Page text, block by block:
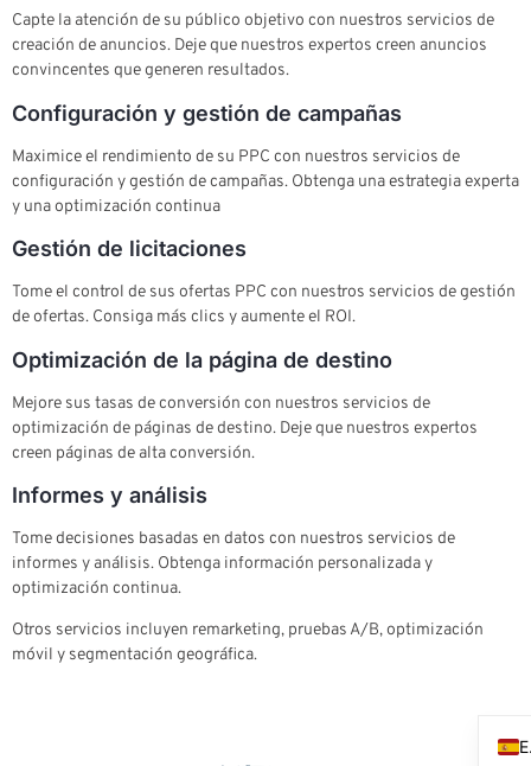
Capte la atención de su público objetivo con nuestros servicios de
creación de anuncios. Deje que nuestros expertos creen anuncios
convincentes que generen resultados.
Configuración y gestión de campañas
Maximice el rendimiento de su PPC con nuestros servicios de
configuración y gestión de campañas. Obtenga una estrategia experta
y una optimización continua
Gestión de licitaciones
Tome el control de sus ofertas PPC con nuestros servicios de gestión
de ofertas. Consiga más clics y aumente el ROI.
Optimización de la página de destino
Mejore sus tasas de conversión con nuestros servicios de
optimización de páginas de destino. Deje que nuestros expertos
creen páginas de alta conversión.
Informes y análisis
Tome decisiones basadas en datos con nuestros servicios de
informes y análisis. Obtenga información personalizada y
optimización continua.
Otros servicios incluyen remarketing, pruebas A/B, optimización
móvil y segmentación geográfica.